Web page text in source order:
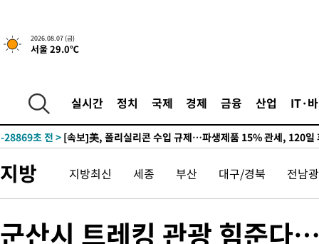
2026.08.07 (금)
서울 29.0℃
실시간 정치 국제 경제 금융 산업 IT·
-24720초 전 >
[속보] 뉴욕증시, 일제 하락 마감…나스닥 0.06%↓
-30154초 전 >
례 큰 폭발음
-28869초 전 > [속보]美, 폴리실리콘 수입 규제…파생제품 15% 관세, 120일
-24720초 전 >
[속보] 뉴욕증시, 일제 하락 마감…나스닥 0.06%↓
-30154초 전 >이란, 호르무즈서 "적국 목표물들"과 대치로 남부 케슘섬에서
발효
-27020초 전 >[속보]트럼프, 美 원정출산 금지 행정명령 서명
지방 지방최신 세종 부산 대구/경북 전남
군산시 트레킹 관광 힘준다